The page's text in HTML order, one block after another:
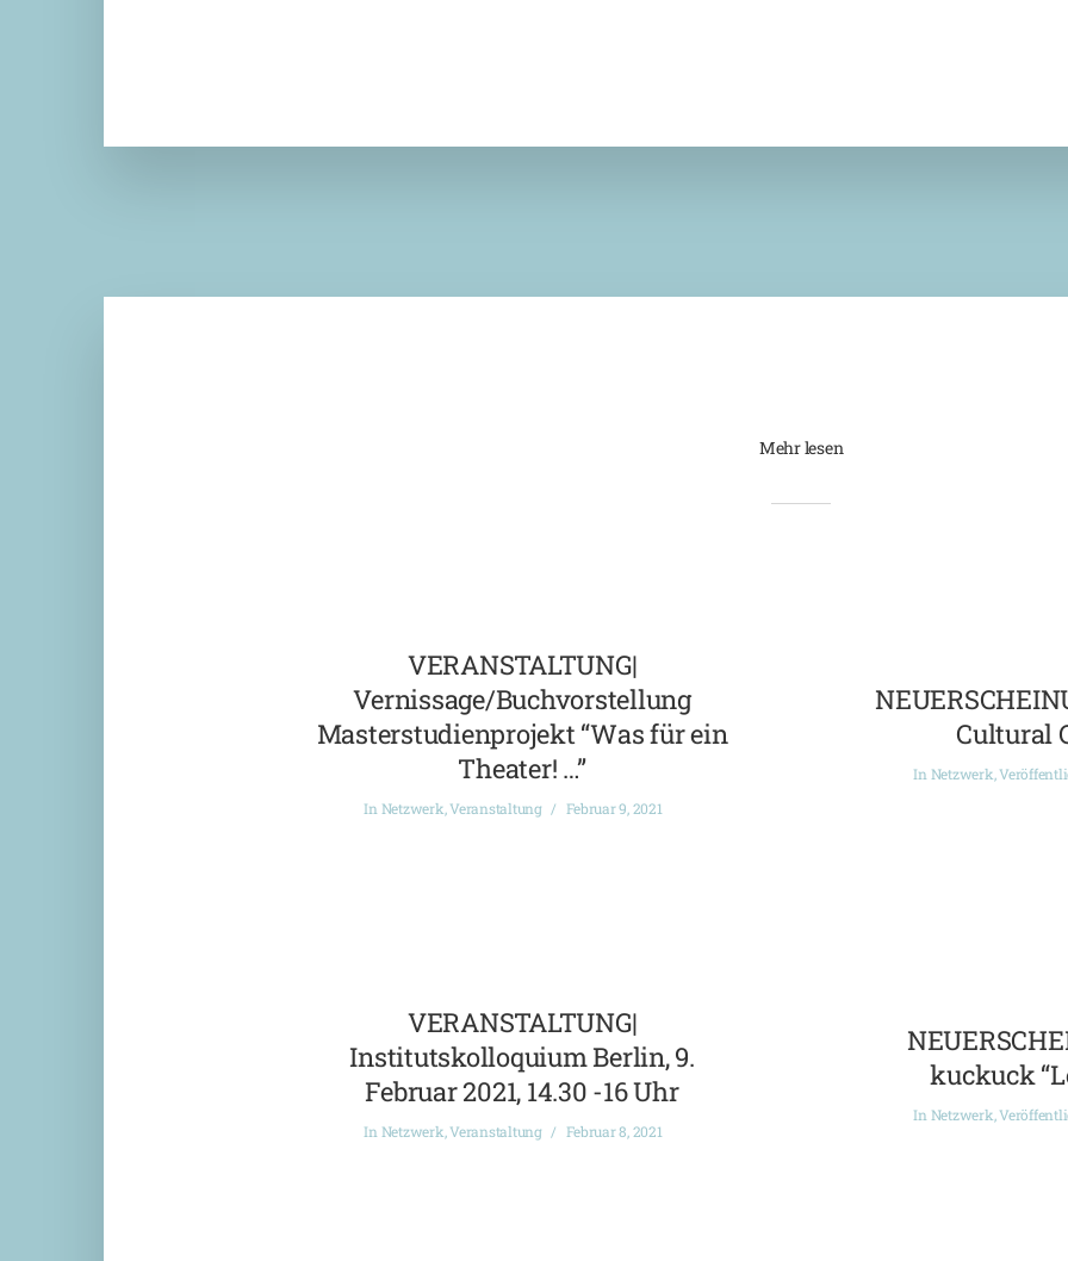
Mehr lesen
VERANSTALTUNG|
Vernissage/Buchvorstellung
Masterstudienprojekt “Was für ein
Theater! …”
InNetzwerk,Veranstaltung Februar 9, 2021
Cultural
InNetzwerk,
VERANSTALTUNG|
Institutskolloquium Berlin, 9.
Februar 2021, 14.30 -16 Uhr
InNetzwerk,Veranstaltung Februar 8, 2021
kuckuck
In Netzwerk,